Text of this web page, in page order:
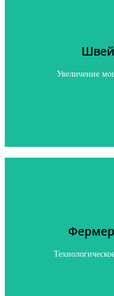
Увеличение
Увеличение